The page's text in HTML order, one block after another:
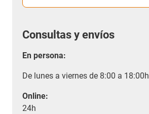
Consultas y envíos
En persona:
De lunes a viernes de 8:00 a 18:00h
Online:
24h